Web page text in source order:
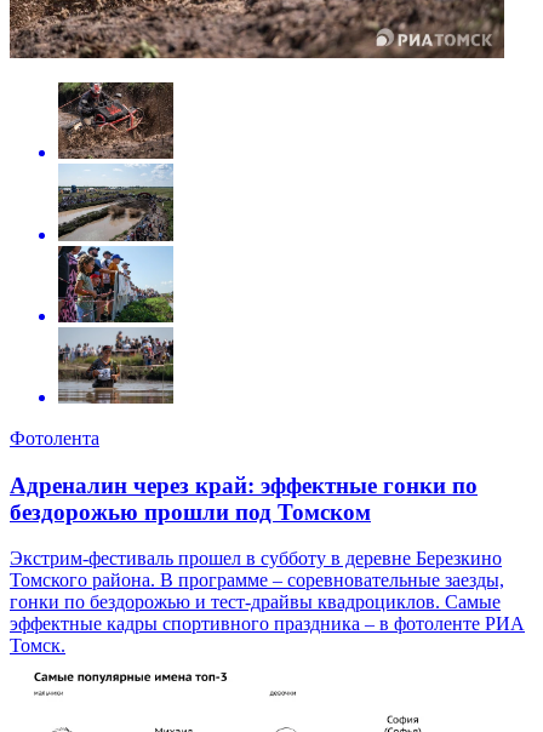
Фотолента
Адреналин через край: эффектные гонки по
бездорожью прошли под Томском
Экстрим-фестиваль прошел в субботу в деревне Березкино
Томского района. В программе – соревновательные заезды,
гонки по бездорожью и тест-драйвы квадроциклов. Самые
эффектные кадры спортивного праздника – в фотоленте РИА
Томск.